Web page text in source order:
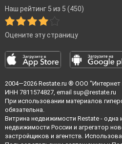
Наш рейтинг 5 из 5 (450)
Оцените эту страницу
2004—2026 Restate.ru ® ООО "Интернет
ИНН 7811574827, email sup@restate.ru
При использовании материалов
обязательна.
Витрина недвижимости Restate - одна
недвижимости России и агрегатор
застройщиков и агентств.